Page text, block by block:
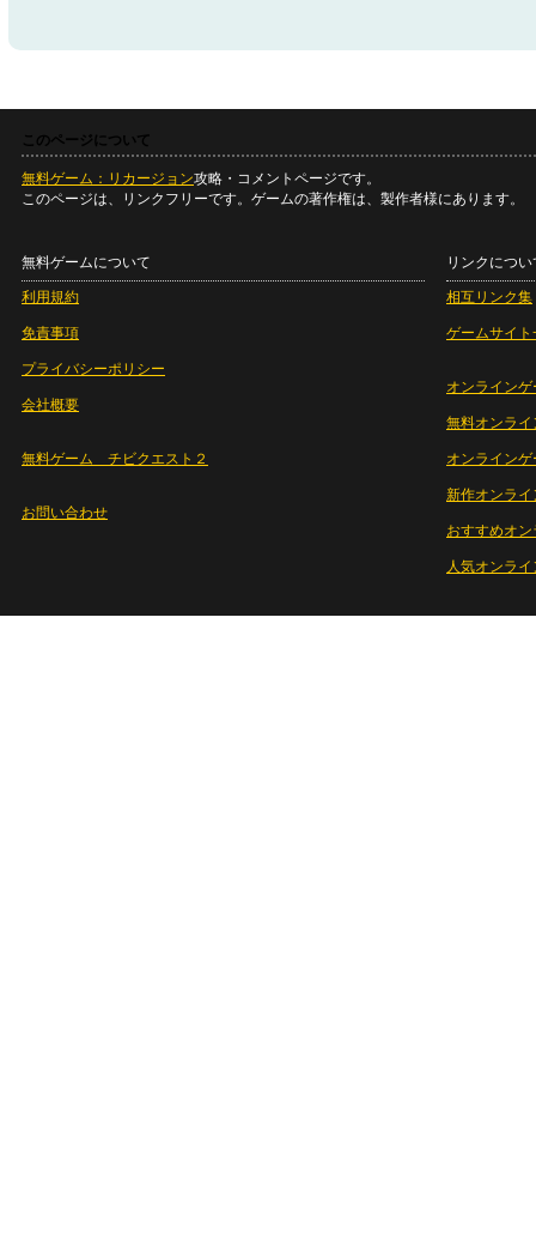
このページについて
無料ゲーム：リカージョン攻略・コメントページです。
このページは、リンクフリーです。ゲームの著作権は、製作者様にあります。
無料ゲームについて
利用規約
免責事項
プライバシーポリシー
会社概要
無料ゲーム チビクエスト２
お問い合わせ
リンクについ
相互リンク集
ゲームサイト
オンラインゲ
無料オンライ
オンライン
新作オンライ
おすすめオ
人気オンラ